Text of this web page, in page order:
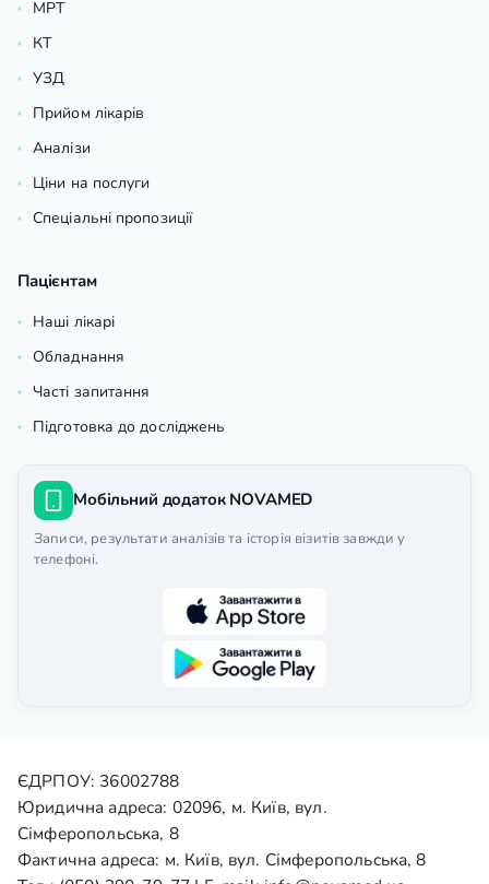
МРТ
КТ
УЗД
Прийом лікарів
Аналізи
Ціни на послуги
Спеціальні пропозиції
Пацієнтам
Наші лікарі
Обладнання
Часті запитання
Підготовка до досліджень
Мобільний додаток NOVAMED
Записи, результати аналізів та історія візитів завжди у
телефоні.
ЄДРПОУ: 36002788
Юридична адреса: 02096, м. Київ, вул.
Сімферопольська, 8
Фактична адреса: м. Київ, вул. Сімферопольська, 8